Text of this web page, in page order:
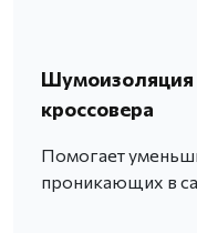
Шумоизоляция
кроссовера
Помогает
проникающих в